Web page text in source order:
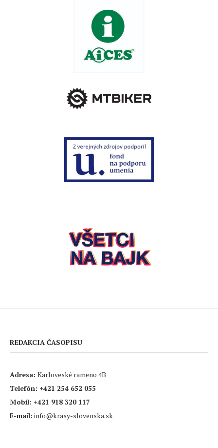
REDAKCIA ČASOPISU
Adresa: Karloveské rameno 4B
Telefón: +421 254 652 055
Mobil: +421 918 320 117
E-mail: info@krasy-slovenska.sk